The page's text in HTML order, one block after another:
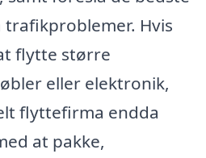
Hvis
flytte større
eller elektronik,
flyttefirma endda
at pakke,